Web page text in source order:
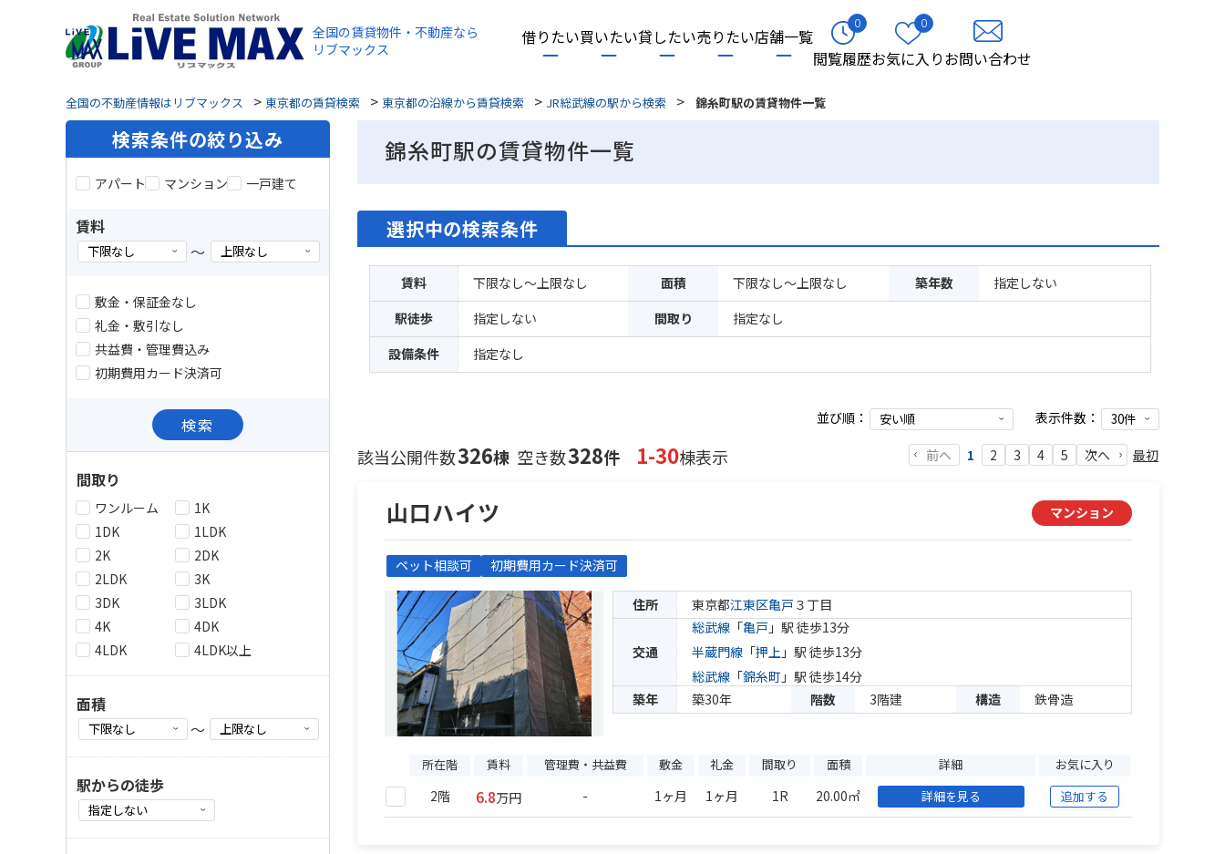
全国の賃貸物件・不動産なら
リブマックス
借りたい買いたい貸したい売りたい店舗一覧
0
閲覧履歴
0
お気に入りお問い合わせ
全国の不動産情報はリブマックス > 東京都の賃貸検索 > 東京都の沿線から賃貸検索 > JR総武線の駅から検索 > 錦糸町駅の賃貸物件一覧
錦糸町駅の賃貸物件一覧
選択中の検索条件
賃料 下限なし～上限なし 面積 下限なし～上限なし 築年数
指定しない
駅徒歩
指定しない 間取り
指定なし
設備条件
指定なし
並び順： 表示件数：
該当公開件数326棟 空き数328件 1-30棟表示 前へ 1 2 3 4 5 次へ 最初
山口ハイツ マンション
ペット相談可 初期費用カード決済可
住所 東京都江東区亀戸３丁目
交通
総武線 「亀戸 」駅 徒歩13分
半蔵門線 「押上 」駅 徒歩13分
総武線 「錦糸町 」駅 徒歩14分
築年
築30年 階数 3階建 構造 鉄骨造
所在階 賃料 管理費・共益費 敷金 礼金 間取り 面積 詳細 お気に入り
2階 6.8万円 - 1ヶ月 1ヶ月 1R 20.00㎡ 詳細を見る 追加する
検索条件の絞り込み
アパート マンション 一戸建て
賃料
～
敷金・保証金なし
礼金・敷引なし
共益費・管理費込み
初期費用カード決済可
検索
間取り
ワンルーム
1K
1DK
1LDK
2K
2DK
2LDK
3K
3DK
3LDK
4K
4DK
4LDK
4LDK以上
面積
～
駅からの徒歩